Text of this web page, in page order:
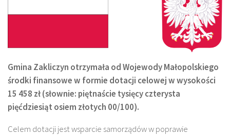
Gmina Zakliczyn otrzymała od Wojewody Małopolskiego
środki finansowe w formie dotacji celowej w wysokości
15 458 zł (słownie: piętnaście tysięcy czterysta
pięćdziesiąt osiem złotych 00/100).
Celem dotacji jest wsparcie samorządów w poprawie